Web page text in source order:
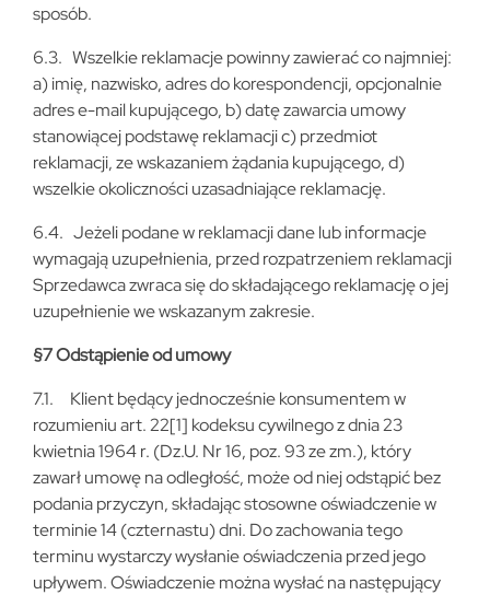
sposób.
6.3. Wszelkie reklamacje powinny zawierać co najmniej:
a) imię, nazwisko, adres do korespondencji, opcjonalnie
adres e-mail kupującego, b) datę zawarcia umowy
stanowiącej podstawę reklamacji c) przedmiot
reklamacji, ze wskazaniem żądania kupującego, d)
wszelkie okoliczności uzasadniające reklamację.
6.4. Jeżeli podane w reklamacji dane lub informacje
wymagają uzupełnienia, przed rozpatrzeniem reklamacji
Sprzedawca zwraca się do składającego reklamację o jej
uzupełnienie we wskazanym zakresie.
§7 Odstąpienie od umowy
7.1. Klient będący jednocześnie konsumentem w
rozumieniu art. 22[1] kodeksu cywilnego z dnia 23
kwietnia 1964 r. (Dz.U. Nr 16, poz. 93 ze zm.), który
zawarł umowę na odległość, może od niej odstąpić bez
podania przyczyn, składając stosowne oświadczenie w
terminie 14 (czternastu) dni. Do zachowania tego
terminu wystarczy wysłanie oświadczenia przed jego
upływem. Oświadczenie można wysłać na następujący